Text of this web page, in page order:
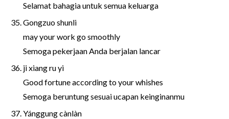
Selamat bahagia untuk semua keluarga
Gongzuo shunli
may your work go smoothly
Semoga pekerjaan Anda berjalan lancar
ji xiang ru yi
Good fortune according to your whishes
Semoga beruntung sesuai ucapan keinginanmu
Yánggung cànlàn